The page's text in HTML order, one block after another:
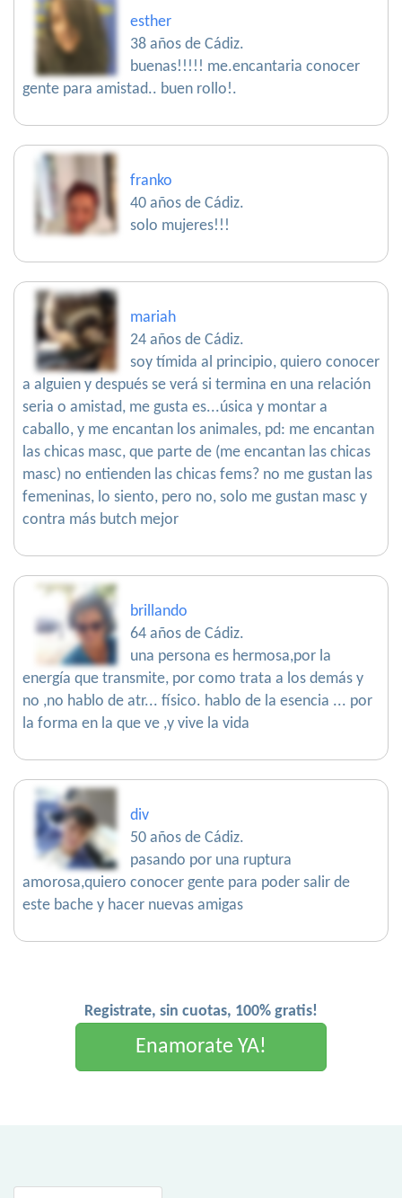
esther
38 años de Cádiz.
buenas!!!!! me.encantaria conocer
gente para amistad.. buen rollo!.
franko
40 años de Cádiz.
solo mujeres!!!
mariah
24 años de Cádiz.
soy tímida al principio, quiero conocer
a alguien y después se verá si termina en una relación
seria o amistad, me gusta es...úsica y montar a
caballo, y me encantan los animales, pd: me encantan
las chicas masc, que parte de (me encantan las chicas
masc) no entienden las chicas fems? no me gustan las
femeninas, lo siento, pero no, solo me gustan masc y
contra más butch mejor
brillando
64 años de Cádiz.
una persona es hermosa,por la
energía que transmite, por como trata a los demás y
no ,no hablo de atr... físico. hablo de la esencia ... por
la forma en la que ve ,y vive la vida
div
50 años de Cádiz.
pasando por una ruptura
amorosa,quiero conocer gente para poder salir de
este bache y hacer nuevas amigas
Registrate, sin cuotas, 100% gratis!
Enamorate YA!